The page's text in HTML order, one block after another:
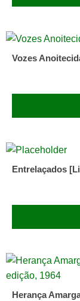
Vozes
Entrelaçados
Herança